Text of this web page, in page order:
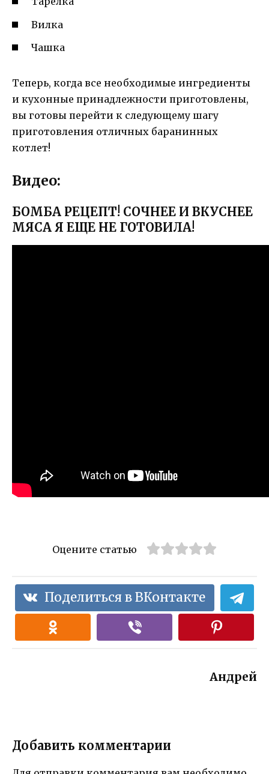
Вилка
Чашка
Теперь, когда все необходимые ингредиенты
и кухонные принадлежности приготовлены,
вы готовы перейти к следующему шагу
приготовления отличных баранинных
котлет!
Видео:
БОМБА РЕЦЕПТ! СОЧНЕЕ И ВКУСНЕЕ
МЯСА Я ЕЩЕ НЕ ГОТОВИЛА!
Оцените статью
Поделиться в ВКонтакте
Андрей
Добавить комментарии